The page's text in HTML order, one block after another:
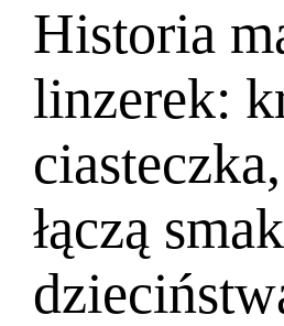
Historia
linzerek:
łączą